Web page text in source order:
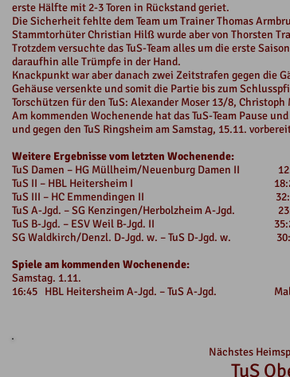
erste Hälfte mit 2-3 Toren in Rückstand geriet.
Die Sicherheit fehlte dem Team um Trainer Thomas
Stammtorhüter Christian Hilß wurde aber von Thorsten
Trotzdem versuchte das TuS-Team alles um die erste
daraufhin alle Trümpfe in der Hand.
Knackpunkt war aber danach zwei Zeitstrafen gegen die
Gehäuse versenkte und somit die Partie bis zum
Torschützen für den TuS: Alexander Moser 13/8,
Am kommenden Wochenende hat das TuS-Team Pause
und gegen den TuS Ringsheim am Samstag, 15.11.
Weitere Ergebnisse vom letzten Wochenende:
TuS Damen – HG Müllheim/Neuenburg Damen II
TuS II – HBL Heitersheim I
TuS III – HC Emmendingen II
TuS A-Jgd. – SG Kenzingen/Herbolzheim A-Jgd.
TuS B-Jgd. – ESV Weil B-Jgd. II
SG Waldkirch/Denzl. D-Jgd. w. – TuS D-Jgd. w.
Spiele am kommenden Wochenende:
Samstag. 1.11.
16:45 HBL Heitersheim A-Jgd. – TuS A-Jgd.
Nächstes
TuS